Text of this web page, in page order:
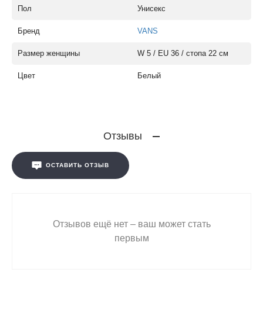
Пол Унисекс
Бренд VANS
Размер женщины W 5 / EU 36 / стопа 22 см
Цвет Белый
Отзывы
ОСТАВИТЬ ОТЗЫВ
Отзывов ещё нет – ваш может стать
первым